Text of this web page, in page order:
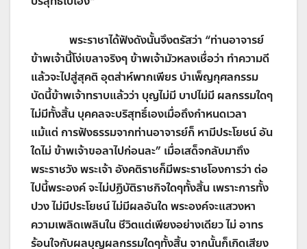
พระราชาได้ฟังดังนั้นจึงตรัสว่า “ท่านอาจารย์
ข้าพเจ้านี้โง่เขลาจริงๆ ข้าพเจ้ามัวหลงเชื่อว่า ทำความดี
แล้วจะไปสู่สุคติ อุตส่าห์พากเพียร บำเพ็ญกุศลกรรม
บัดนี้ข้าพเจ้าทราบแล้วว่า บุญไม่มี บาปไม่มี ผลกรรมใดๆ
ไม่มีทั้งสิ้น บุคคลจะบริสุทธิ์เองเมื่อถึงกำหนดเวลา
แม้แต่ การฟังธรรมจากท่านอาจารย์ก็ หามีประโยชน์ อัน
ใดไม่ ข้าพเจ้าขอลาไปก่อนละ” เมื่อเสด็จกลับมาถึง
พระราชวัง พระเจ้า อังคติราชก็มีพระราชโองการว่า ต่อ
ไปนี้พระองค์ จะไม่ปฏิบัติราชกิจใดๆทั้งสิ้น เพราะการทั้ง
ปวง ไม่มีประโยชน์ ไม่มีผลอันใด พระองค์จะแสวงหา
ความเพลิดเพลินใน ชีวิตแต่เพียงอย่างเดียว ไม่ อาทร
ร้อนใจกับผลบุญผลกรรมใดๆทั้งสิ้น จากนั้นก็เกิดเสียง